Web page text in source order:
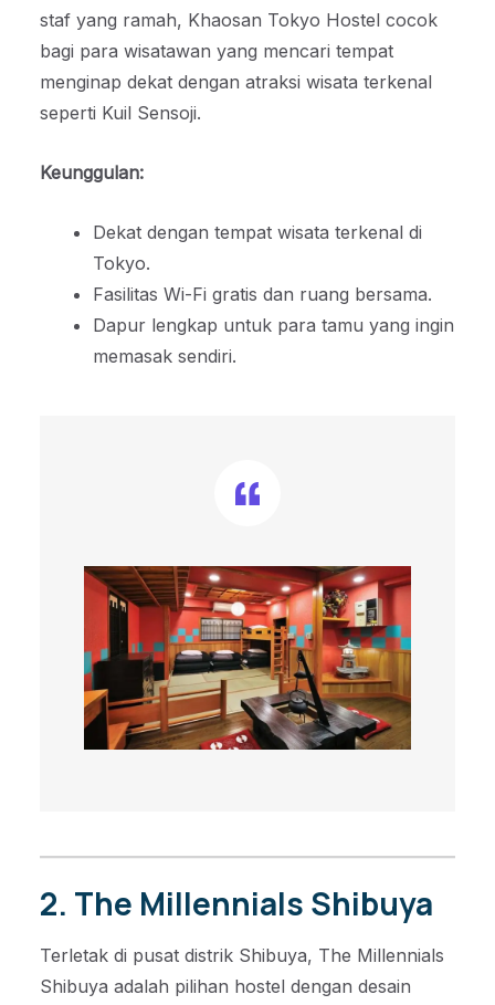
staf yang ramah, Khaosan Tokyo Hostel cocok
bagi para wisatawan yang mencari tempat
menginap dekat dengan atraksi wisata terkenal
seperti Kuil Sensoji.
Keunggulan:
Dekat dengan tempat wisata terkenal di
Tokyo.
Fasilitas Wi-Fi gratis dan ruang bersama.
Dapur lengkap untuk para tamu yang ingin
memasak sendiri.
2. The Millennials Shibuya
Terletak di pusat distrik Shibuya, The Millennials
Shibuya adalah pilihan hostel dengan desain